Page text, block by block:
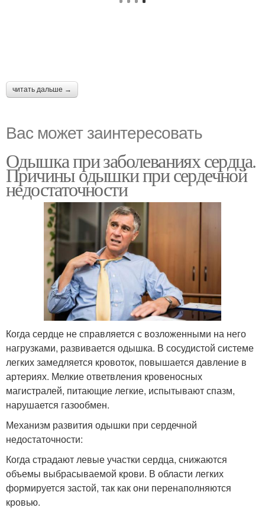
читать дальше →
Вас может заинтересовать
Одышка при заболеваниях сердца.
Причины одышки при сердечной
недостаточности
Когда сердце не справляется с возложенными на него
нагрузками, развивается одышка. В сосудистой системе
легких замедляется кровоток, повышается давление в
артериях. Мелкие ответвления кровеносных
магистралей, питающие легкие, испытывают спазм,
нарушается газообмен.
Механизм развития одышки при сердечной
недостаточности:
Когда страдают левые участки сердца, снижаются
объемы выбрасываемой крови. В области легких
формируется застой, так как они перенаполняются
кровью.